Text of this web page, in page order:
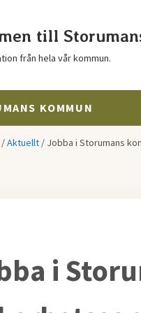
till
från hela vår kommun.
KOMMUN
/Aktuellt / Jobba i Storumans
i